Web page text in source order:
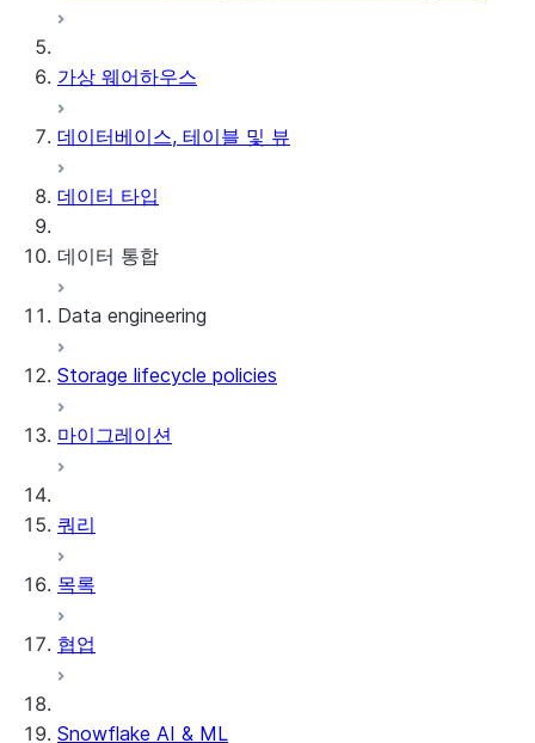
가상 웨어하우스
데이터베이스, 테이블 및 뷰
데이터 타입
데이터 통합
Snowflake Openflow
Apache Iceberg™
Apache Iceberg™ 테이블
Data engineering
데이터 로딩
동적 테이블
Storage lifecycle policies
마이그레이션
쿼리
목록
협업
Snowflake AI & ML